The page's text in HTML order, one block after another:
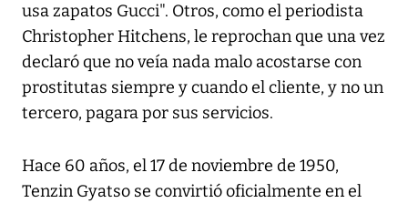
usa zapatos Gucci". Otros, como el periodista
Christopher Hitchens, le reprochan que una vez
declaró que no veía nada malo acostarse con
prostitutas siempre y cuando el cliente, y no un
tercero, pagara por sus servicios.
Hace 60 años, el 17 de noviembre de 1950,
Tenzin Gyatso se convirtió oficialmente en el